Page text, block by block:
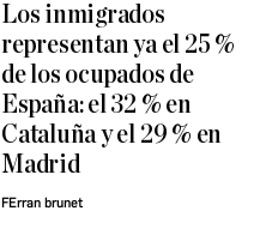
Los inmigrados
representan ya el 25 %
de los ocupados de
España: el 32 % en
Cataluña y el 29 % en
Madrid
FErran brunet